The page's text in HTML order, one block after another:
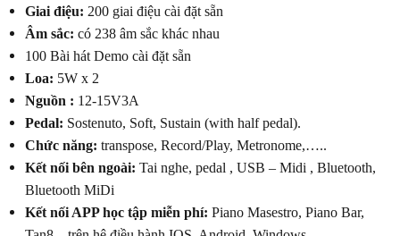
Giai điệu: 200 giai điệu cài đặt sẵn
Âm sắc: có 238 âm sắc khác nhau
100 Bài hát Demo cài đặt sẵn
Loa: 5W x 2
Nguồn : 12-15V3A
Pedal: Sostenuto, Soft, Sustain (with half pedal).
Chức năng: transpose, Record/Play, Metronome,…..
Kết nối bên ngoài: Tai nghe, pedal , USB – Midi , Bluetooth,
Bluetooth MiDi
Kết nối APP học tập miễn phí: Piano Masestro, Piano Bar,